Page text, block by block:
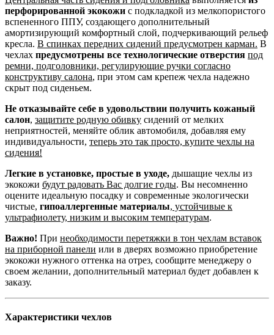
перфорированной экокожи с подкладкой из мелкопористого
вспененного ППУ, создающего дополнительный
амортизирующий комфортный слой, подчеркивающий рельеф
кресла. В спинках передних сидений предусмотрен карман. В
чехлах предусмотрены все технологические отверстия под
ремни, подголовники, регулирующие ручки согласно
конструктиву салона, при этом сам крепеж чехла надежно
скрыт под сиденьем.
Не отказывайте себе в удовольствии получить кожаный
салон, защитите родную обивку сидений от мелких
неприятностей, меняйте облик автомобиля, добавляя ему
индивидуальности, теперь это так просто, купите чехлы на
сидения!
Легкие в установке, простые в уходе, дышащие чехлы из
экокожи будут радовать Вас долгие годы. Вы несомненно
оцените идеальную посадку и современные экологически
чистые, гипоаллергенные материалы, устойчивые к
ультрафиолету, низким и высоким температурам.
Важно! При необходимости перетяжки в тон чехлам вставок
на приборной панели или в дверях возможно приобретение
экокожи нужного оттенка на отрез, сообщите менеджеру о
своем желании, дополнительный материал будет добавлен к
заказу.
Характеристики чехлов